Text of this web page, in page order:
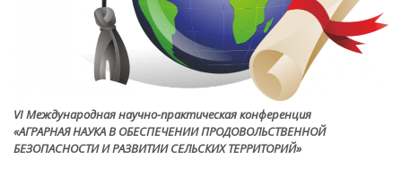
VI Международная научно-практическая конференция
«АГРАРНАЯ НАУКА В ОБЕСПЕЧЕНИИ ПРОДОВОЛЬСТВЕННОЙ
БЕЗОПАСНОСТИ И РАЗВИТИИ СЕЛЬСКИХ ТЕРРИТОРИЙ»